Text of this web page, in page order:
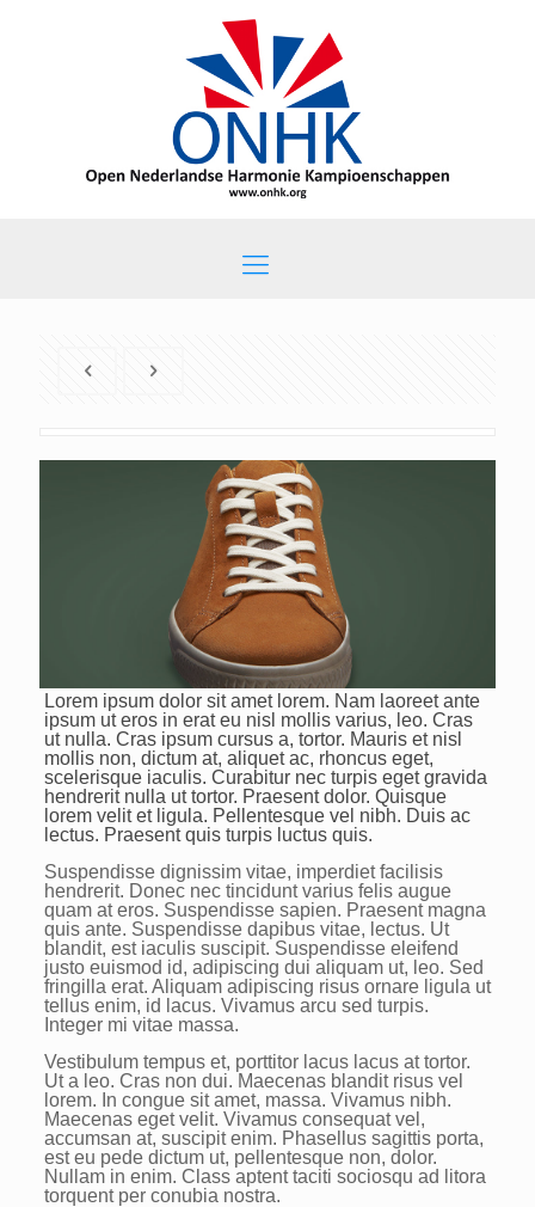
Lorem ipsum dolor sit amet lorem. Nam laoreet ante
ipsum ut eros in erat eu nisl mollis varius, leo. Cras
ut nulla. Cras ipsum cursus a, tortor. Mauris et nisl
mollis non, dictum at, aliquet ac, rhoncus eget,
scelerisque iaculis. Curabitur nec turpis eget gravida
hendrerit nulla ut tortor. Praesent dolor. Quisque
lorem velit et ligula. Pellentesque vel nibh. Duis ac
lectus. Praesent quis turpis luctus quis.
Suspendisse dignissim vitae, imperdiet facilisis
hendrerit. Donec nec tincidunt varius felis augue
quam at eros. Suspendisse sapien. Praesent magna
quis ante. Suspendisse dapibus vitae, lectus. Ut
blandit, est iaculis suscipit. Suspendisse eleifend
justo euismod id, adipiscing dui aliquam ut, leo. Sed
fringilla erat. Aliquam adipiscing risus ornare ligula ut
tellus enim, id lacus. Vivamus arcu sed turpis.
Integer mi vitae massa.
Vestibulum tempus et, porttitor lacus lacus at tortor.
Ut a leo. Cras non dui. Maecenas blandit risus vel
lorem. In congue sit amet, massa. Vivamus nibh.
Maecenas eget velit. Vivamus consequat vel,
accumsan at, suscipit enim. Phasellus sagittis porta,
est eu pede dictum ut, pellentesque non, dolor.
Nullam in enim. Class aptent taciti sociosqu ad litora
torquent per conubia nostra.